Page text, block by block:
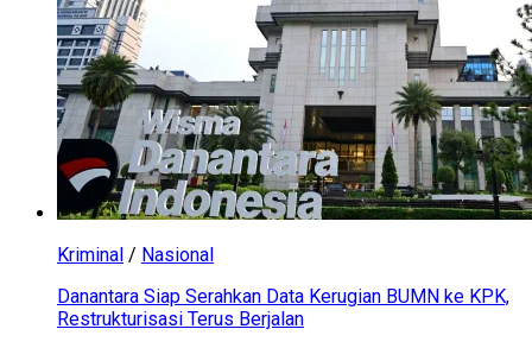
Kriminal / Nasional
Danantara Siap Serahkan Data Kerugian BUMN ke KPK,
Restrukturisasi Terus Berjalan